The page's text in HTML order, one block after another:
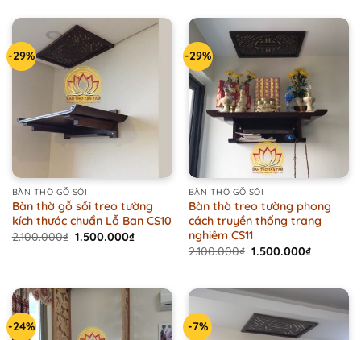
-29%
BÀN THỜ GỖ SỒI
Bàn thờ gỗ sồi treo tường
kích thước chuẩn Lỗ Ban CS10
2.100.000₫ Original
1.500.000₫Current
-29%
BÀN THỜ GỖ SỒI
Bàn thờ treo tường phong
cách truyền thống trang
nghiêm CS11
2.100.000₫ Original
1.500.000₫Current
-24% -7%